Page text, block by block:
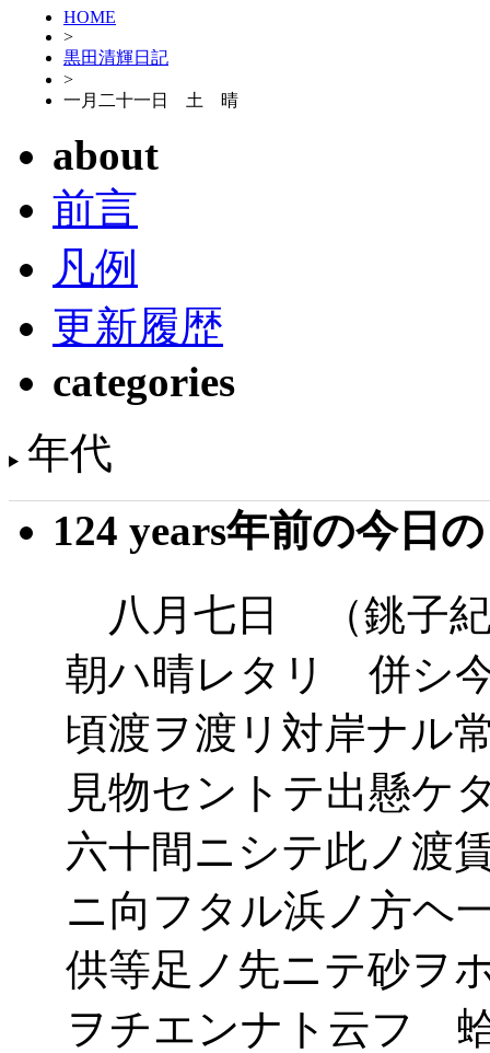
HOME
>
黒田清輝日記
>
一月二十一日 土 晴
about
前言
凡例
更新履歴
categories
年代
124 years年前の今日
八月七日 （銚子
朝ハ晴レタリ 併シ
頃渡ヲ渡リ対岸ナル
見物セントテ出懸
六十間ニシテ此ノ渡
ニ向フタル浜ノ方ヘ
供等足ノ先ニテ砂ヲ
ヲチエンナト云フ